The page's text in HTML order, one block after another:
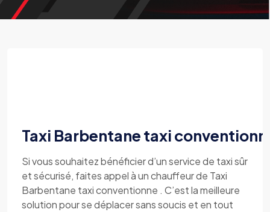
Taxi Barbentane taxi
Si vous souhaitez bénéficier d’un service de taxi sûr
et sécurisé, faites appel à un chauffeur de Taxi
Barbentane taxi conventionne . C’est la meilleure
solution pour se déplacer sans soucis et en tout